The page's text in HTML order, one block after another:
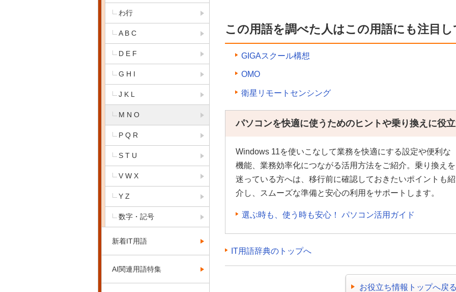
この用語を調べた人はこの用語にも注目
GIGAスクール構想
OMO
衛星リモートセンシング
パソコンを快適に使うためのヒントや乗り換えに役
Windows 11を使いこなして業務を快適にする設定や便利な
機能、業務効率化につながる活用方法をご紹介。乗り換えを
迷っている方へは、移行前に確認しておきたいポイントも紹
介し、スムーズな準備と安心の利用をサポートします。
選ぶ時も、使う時も安心！ パソコン活用ガイド
IT用語辞典のトップへ
お役立ち情報トップへ戻
わ行
A B C
D E F
G H I
J K L
M N O
P Q R
S T U
V W X
Y Z
数字・記号
新着IT用語
AI関連用語特集